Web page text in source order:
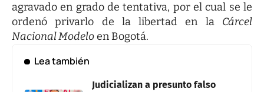
agravado en grado de tentativa, por el cual se le
ordenó privarlo de la libertad en la Cárcel
Nacional Modeloen Bogotá.
Lea también
Judicializan a presunto falso